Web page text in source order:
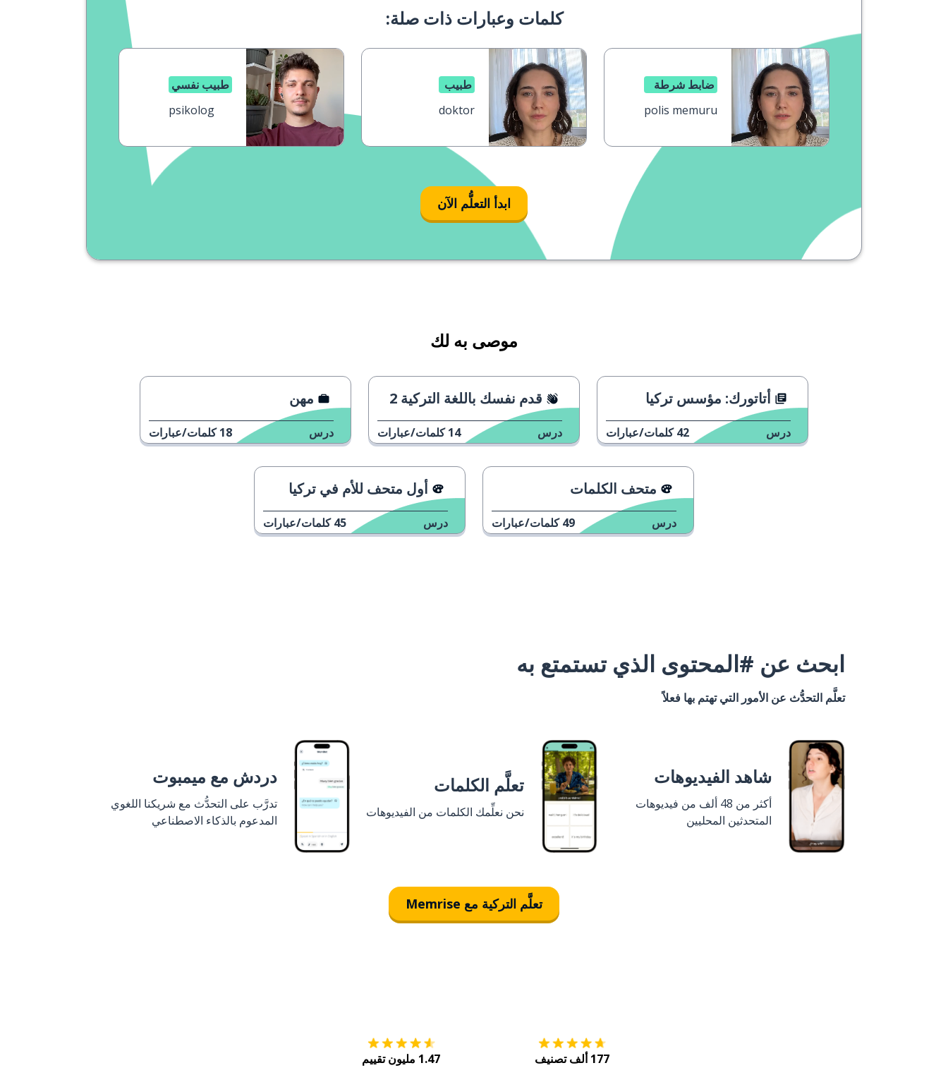
كلمات وعبارات ذات صلة:
ضابط شرطة
polis memuru
طبيب
doktor
طبيب نفسي
psikolog
ابدأ التعلُّم الآن
موصى به لك
أتاتورك: مؤسس تركيا
درس 42 كلمات/عبارات
قدم نفسك باللغة التركية 2
درس 14 كلمات/عبارات
مهن
درس 18 كلمات/عبارات
متحف الكلمات
درس 49 كلمات/عبارات
أول متحف للأم في تركيا
درس 45 كلمات/عبارات
ابحث عن #المحتوى الذي تستمتع به
تعلَّم التحدُّث عن الأمور التي تهتم بها فعلاً
شاهد الفيديوهات
أكثر من 48 ألف من فيديوهات
المتحدثين المحليين
تعلَّم الكلمات
نحن نعلِّمك الكلمات من الفيديوهات
دردش مع ميمبوت
تدرَّب على التحدُّث مع شريكنا اللغوي
المدعوم بالذكاء الاصطناعي
تعلَّم التركية مع Memrise
177 ألف تصنيف 1.47 مليون تقييم